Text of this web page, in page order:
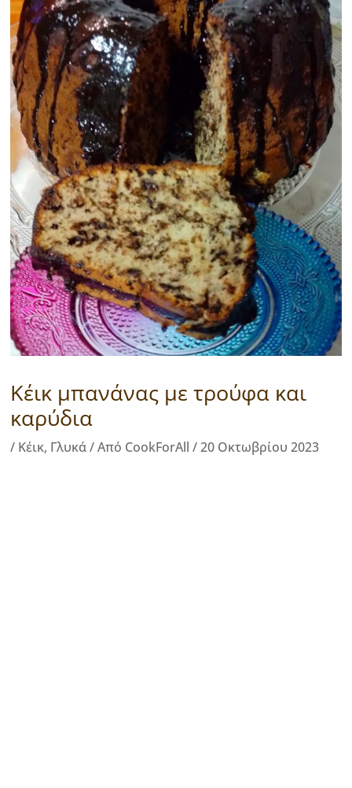
Κέικ μπανάνας με τρούφα και
καρύδια
/ Κέικ, Γλυκά/ Από CookForAll /20 Οκτωβρίου 2023